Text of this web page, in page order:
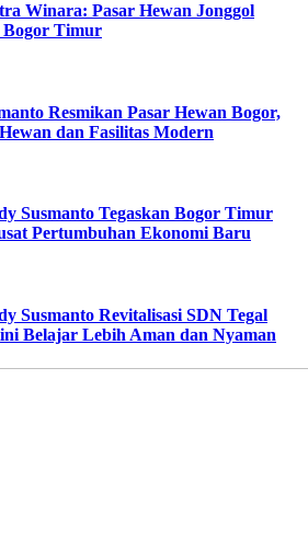
Winara: Pasar Hewan Jonggol
Bogor Timur
Resmikan Pasar Hewan Bogor,
dan Fasilitas Modern
Susmanto Tegaskan Bogor Timur
Pertumbuhan Ekonomi Baru
Susmanto Revitalisasi SDN Tegal
Belajar Lebih Aman dan Nyaman